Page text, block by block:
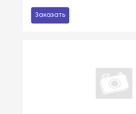
Заказать